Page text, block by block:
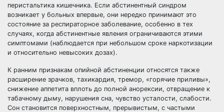
перистальтика кишечника. Если абстинентный синдром
возникает у больных впервые, они нередко принимают это
состояние за респираторное заболевание, особенно в тех
случаях, когда абстинентные явления ограничиваются этими
симптомами (наблюдается при небольшом сроке наркотизации
и относительно невысоких дозах).
К ранним признакам опийной абстиненции относятся также
расширение зрачков, тахикардия, тремор, «горячие приливы»,
снижение аппетита вплоть до полной анорексии, отвращение к
табачному дыму, нарушения сна, чувство усталости, слабости.
Сон становится поверхностным, прерывистым, с частыми